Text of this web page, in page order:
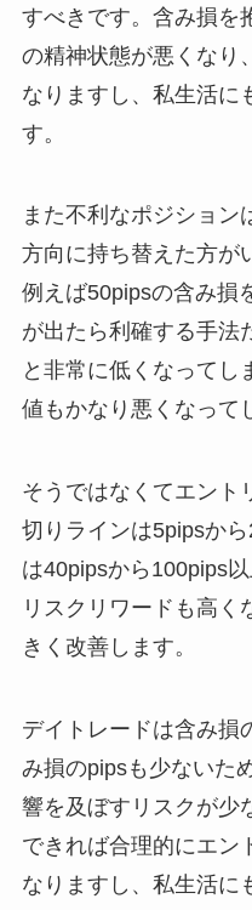
すべきです。含み損を
の精神状態が悪くなり
なりますし、私生活に
す。
また不利なポジション
方向に持ち替えた方が
例えば50pipsの含み損
が出たら利確する手法
と非常に低くなってし
値もかなり悪くなって
そうではなくてエント
切りラインは5pipsか
は40pipsから100pips
リスクリワードも高く
きく改善します。
デイトレードは含み損
み損のpipsも少ないた
響を及ぼすリスクが少
できれば合理的にエン
なりますし、私生活に